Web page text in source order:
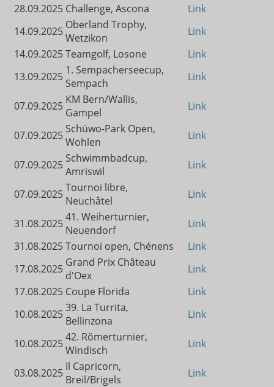
28.09.2025 Challenge, Ascona
Link
14.09.2025 Oberland Trophy,
Wetzikon
Link
14.09.2025Teamgolf, Losone
Link
13.09.2025 1. Sempacherseecup,
Sempach
Link
07.09.2025 KM Bern/Wallis,
Gampel
Link
07.09.2025 Schüwo-Park Open,
Wohlen
Link
07.09.2025 Schwimmbadcup,
Amriswil
Link
07.09.2025Tournoi libre,
Neuchâtel
Link
31.08.202541. Weiherturnier,
Neuendorf
Link
31.08.2025Tournoi open, Chénens
Link
17.08.2025 Grand Prix Château
d'Oex
Link
17.08.2025 Coupe Florida
Link
10.08.202539. La Turrita,
Bellinzona
Link
10.08.202542. Römerturnier,
Windisch
Link
03.08.2025 Il Capricorn,
Breil/Brigels
Link